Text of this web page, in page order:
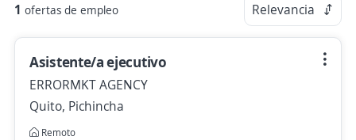
1 ofertas de empleo Relevancia
Asistente/a ejecutivo
ERRORMKT AGENCY
Quito, Pichincha
Remoto